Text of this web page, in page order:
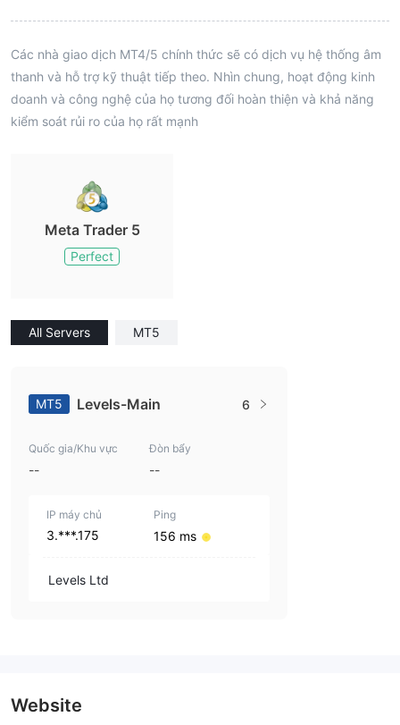
Các nhà giao dịch MT4/5 chính thức sẽ có dịch vụ hệ thống âm
thanh và hỗ trợ kỹ thuật tiếp theo. Nhìn chung, hoạt động kinh
doanh và công nghệ của họ tương đối hoàn thiện và khả năng
kiểm soát rủi ro của họ rất mạnh
Meta Trader 5
Perfect
All Servers MT5
MT5 Levels-Main 6
Quốc gia/Khu vực
--
Đòn bẩy
--
IP máy chủ
3.***.175
Ping
156 ms
Levels Ltd
Website